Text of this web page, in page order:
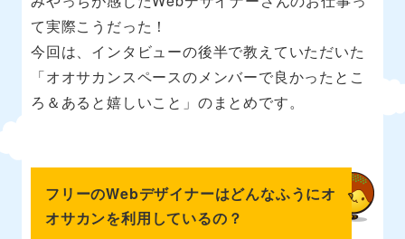
て実際こうだった！
今回は、インタビューの後半で教えていただいた
「オオサカンスペースのメンバーで良かったとこ
ろ＆あると嬉しいこと」のまとめです。
フリーのWebデザイナーはどんなふうにオ
オサカンを利用しているの？